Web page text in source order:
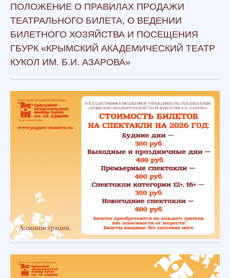
ПОЛОЖЕНИЕ О ПРАВИЛАХ ПРОДАЖИ
ТЕАТРАЛЬНОГО БИЛЕТА, О ВЕДЕНИИ
БИЛЕТНОГО ХОЗЯЙСТВА И ПОСЕЩЕНИЯ
ГБУРК «КРЫМСКИЙ АКАДЕМИЧЕСКИЙ ТЕАТР
КУКОЛ ИМ. Б.И. АЗАРОВА»